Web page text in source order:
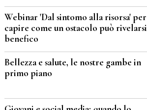
Webinar 'Dal sintomo alla risorsa' per
capire come un ostacolo può rivelarsi
benefico
Bellezza e salute, le nostre gambe in
primo piano